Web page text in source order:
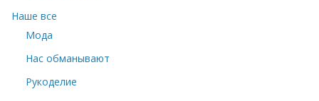
Наше все
Мода
Нас обманывают
Рукоделие